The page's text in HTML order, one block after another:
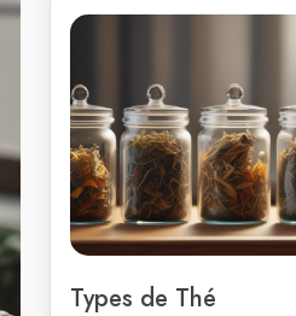
Types de Thé